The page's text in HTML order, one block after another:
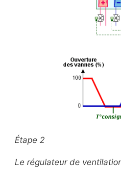
Étape 2
Le régulateur de